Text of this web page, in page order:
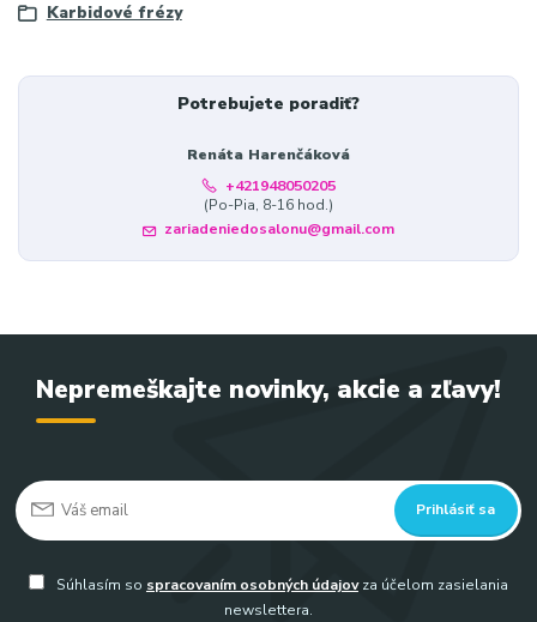
Karbidové frézy
Potrebujete poradiť?
Renáta Harenčáková
+421948050205
(Po-Pia, 8-16 hod.)
zariadeniedosalonu@gmail.com
Nepremeškajte novinky, akcie a zľavy!
Prihlásiť sa
Súhlasím so spracovaním osobných údajovza účelom zasielania
newslettera.